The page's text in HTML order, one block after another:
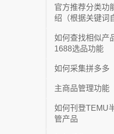
官方推荐分类功
绍（根据关键词
如何查找相似产
1688选品功能
如何采集拼多多
主商品管理功能
如何刊登TEMU
管产品